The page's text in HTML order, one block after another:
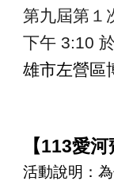
第九屆第１
下午 3:10
雄市左營區
【113愛河
活動說明：